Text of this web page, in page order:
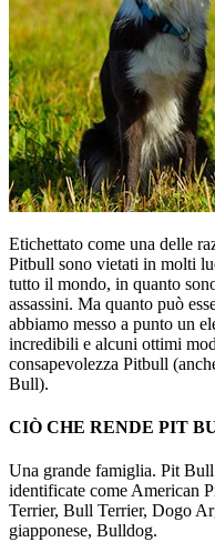
Etichettato come una delle
Pitbull sono vietati in molti
tutto il mondo, in quanto
assassini. Ma quanto può
abbiamo messo a punto un
incredibili e alcuni ottimi
consapevolezza Pitbull
Bull).
CIÒ CHE RENDE PIT
Una grande famiglia. Pit
identificate come American
Terrier, Bull Terrier, Dogo
giapponese, Bulldog.